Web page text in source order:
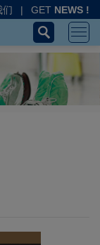
们 | GET NEWS !